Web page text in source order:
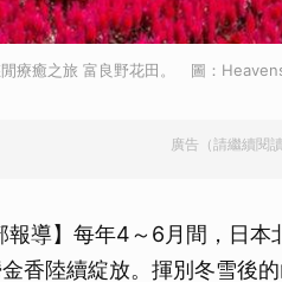
療癒之旅 富良野花田。 圖：
廣告（請繼續閱讀
報導】每年4～6月間，日
香陸續綻放。揮別冬雪後